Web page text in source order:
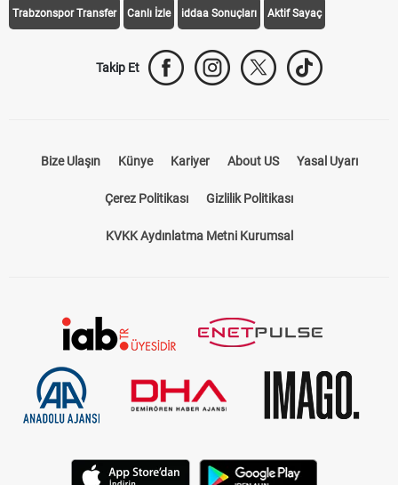
Trabzonspor Transfer Canlı İzle iddaa Sonuçları Aktif Sayaç
Takip Et
Bize Ulaşın Künye Kariyer About US Yasal Uyarı
Çerez Politikası Gizlilik Politikası
KVKK Aydınlatma Metni Kurumsal